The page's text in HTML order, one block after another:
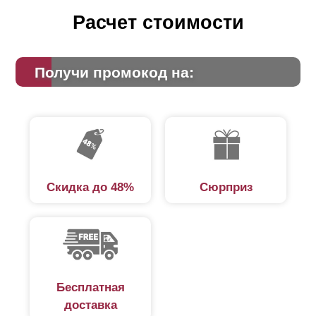
его, и забор будет стоить дешевле.
том, что с обратной стороны профиля, когда его
Крепления данного усилителя заметны на лицевой
стороне забора (см. фото). Если ламели уложены
Расчет стоимости
Получи промокод на:
Скидка до 48% Сюрприз
Бесплатная
доставка